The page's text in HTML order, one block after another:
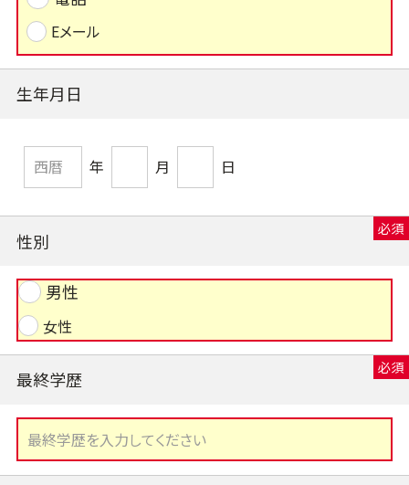
Eメール
生年月日
年 月 日
性別
男性
女性
最終学歴